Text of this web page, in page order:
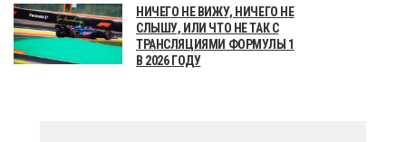
НИЧЕГО НЕ ВИЖУ, НИЧЕГО НЕ
СЛЫШУ, ИЛИ ЧТО НЕ ТАК С
ТРАНСЛЯЦИЯМИ ФОРМУЛЫ 1
В 2026 ГОДУ